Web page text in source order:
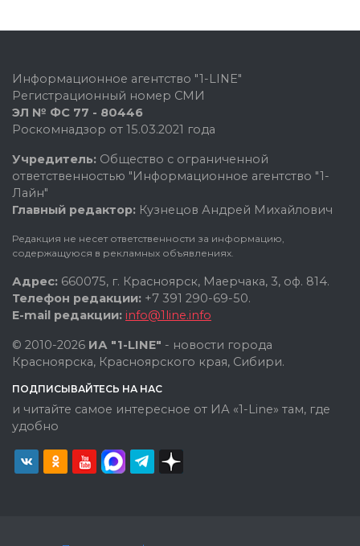
Информационное агентство "1-LINE"
Регистрационный номер СМИ
ЭЛ № ФС 77 - 80446
Роскомнадзор от 15.03.2021 года
Учредитель: Общество с ограниченной
ответственностью "Информационное агентство "1-
Лайн"
Главный редактор: Кузнецов Андрей Михайлович
Редакция не несет ответственности за информацию,
содержащуюся в рекламных объявлениях.
Адрес: 660075, г. Красноярск, Маерчака, 3, оф. 814.
Телефон редакции: +7 391 290-69-50.
E-mail редакции: info@1line.info
© 2010-2026 ИА "1-LINE" - новости города
Красноярска, Красноярского края, Сибири.
ПОДПИСЫВАЙТЕСЬ НА НАС
и читайте самое интересное от ИА «1-Line» там, где
удобно